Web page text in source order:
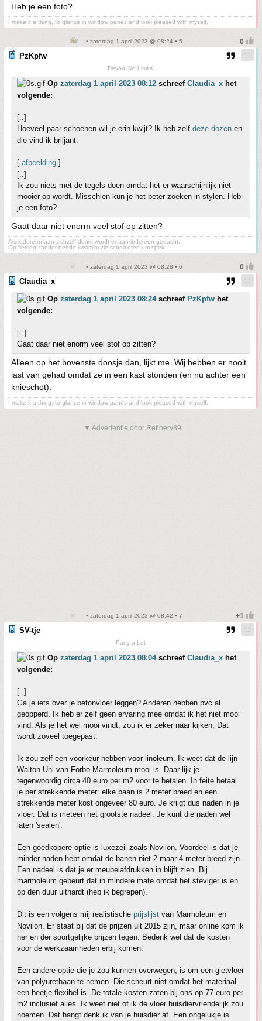
Heb je een foto?
I make it a thing, to glance in window panes and look pleased with myself.
• zaterdag 1 april 2023 @ 08:24 • 5
PzKpfw
Devon 'No Limits'
Op zaterdag 1 april 2023 08:12 schreef Claudia_x het
volgende:
[..]
Hoeveel paar schoenen wil je erin kwijt? Ik heb zelf deze dozen en
die vind ik briljant:
[ afbeelding ]
[..]
Ik zou niets met de tegels doen omdat het er waarschijnlijk niet
mooier op wordt. Misschien kun je het beter zoeken in stylen. Heb
je een foto?
Gaat daar niet enorm veel stof op zitten?
Als iedereen aan zichzelf denkt wordt er aan iedereen gedacht.
Op fietsen zonder bende kwam'm zie schooieren um spek
• zaterdag 1 april 2023 @ 08:28 • 6
Claudia_x
Op zaterdag 1 april 2023 08:24schreef PzKpfw het
volgende:
[..]
Gaat daar niet enorm veel stof op zitten?
Alleen op het bovenste doosje dan, lijkt me. Wij hebben er nooit
last van gehad omdat ze in een kast stonden (en nu achter een
knieschot).
I make it a thing, to glance in window panes and look pleased with myself.
▼ Advertentie door Refinery89
• zaterdag 1 april 2023 @ 08:42 • 7
SV-tje
Party a Lot
Op zaterdag 1 april 2023 08:04schreef Claudia_x het
volgende:
[..]
Ga je iets over je betonvloer leggen? Anderen hebben pvc al
geopperd. Ik heb er zelf geen ervaring mee omdat ik het niet mooi
vind. Als je het wel mooi vindt, zou ik er zeker naar kijken, Dat
wordt zoveel toegepast.
Ik zou zelf een voorkeur hebben voor linoleum. Ik weet dat de lijn
Walton Uni van Forbo Marmoleum mooi is. Daar lijk je
tegenwoordig circa 40 euro per m2 voor te betalen. In feite betaal
je per strekkende meter: elke baan is 2 meter breed en een
strekkende meter kost ongeveer 80 euro. Je krijgt dus naden in je
vloer. Dat is meteen het grootste nadeel. Je kunt die naden wel
laten 'sealen'.
Een goedkopere optie is luxezeil zoals Novilon. Voordeel is dat je
minder naden hebt omdat de banen niet 2 maar 4 meter breed zijn.
Een nadeel is dat je er meubelafdrukken in blijft zien. Bij
marmoleum gebeurt dat in mindere mate omdat het steviger is en
op den duur uithardt (heb ik begrepen).
Dit is een volgens mij realistische prijslijst van Marmoleum en
Novilon. Er staat bij dat de prijzen uit 2015 zjin, maar online kom ik
her en der soortgelijke prijzen tegen. Bedenk wel dat de kosten
voor de werkzaamheden erbij komen.
Een andere optie die je zou kunnen overwegen, is om een gietvloer
van polyurethaan te nemen. Die scheurt niet omdat het materiaal
een beetje flexibel is. De totale kosten zaten bij ons op 77 euro per
m2 inclusief alles. Ik weet niet of ik de vloer huisdiervriendelijk zou
noemen. Dat hangt denk ik van je huisdier af. Een ongelukje is